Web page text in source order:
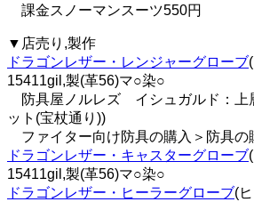
課金スノーマンスーツ550円
▼店売り,製作
ドラゴンレザー・レンジャーグローブ
15411gil,製(革56)マ○染○
防具屋ノルレズ イシュガルド：上
ット(宝杖通り))
ファイター向け防具の購入＞防具の
ドラゴンレザー・キャスターグローブ
15411gil,製(革56)マ○染○
ドラゴンレザー・ヒーラーグローブ(